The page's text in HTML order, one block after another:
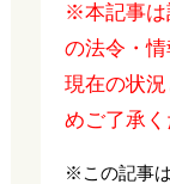
※本記事は
の法令・情
現在の状
めご了承く
※この記事